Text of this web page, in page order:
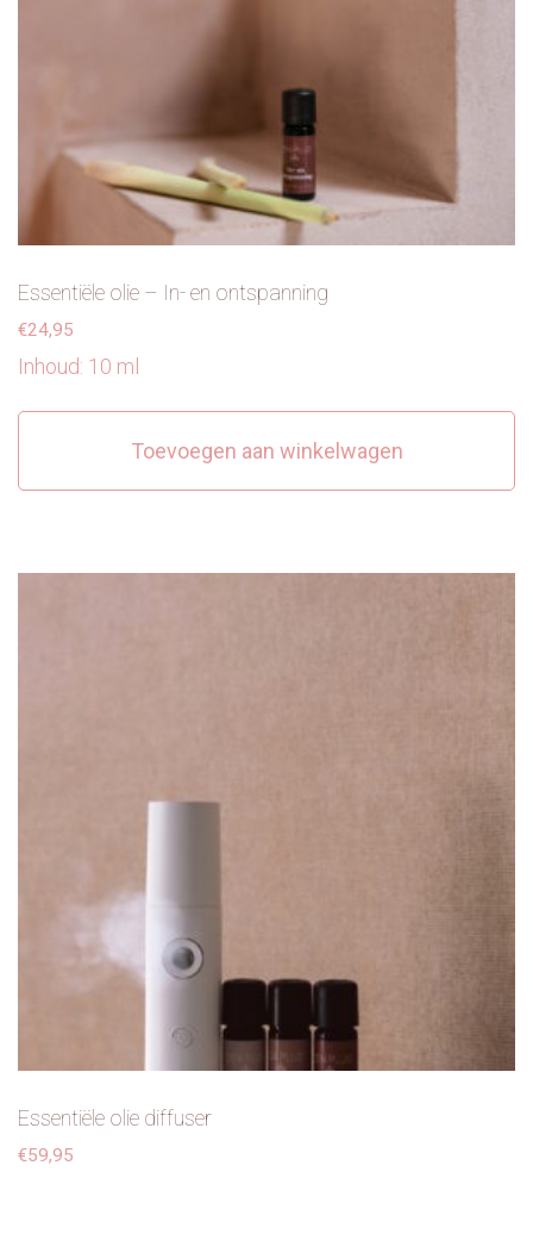
Essentiële olie – In- en ontspanning
€24,95
Inhoud: 10 ml
Toevoegen aan winkelwagen
Essentiële olie diffuser
€59,95